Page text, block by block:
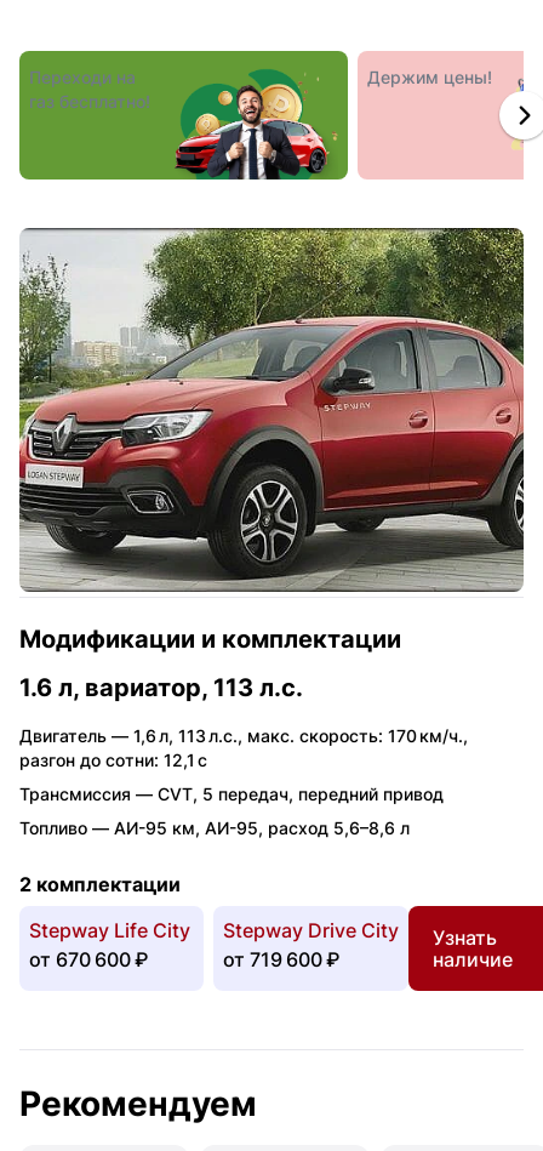
Переходи на
газ бесплатно!
Держим цены!
Модификации и комплектации
1.6 л, вариатор, 113 л.с.
Двигатель — 1,6 л, 113 л.с., макс. скорость: 170 км/ч.,
разгон до сотни: 12,1 с
Трансмиссия — CVT, 5 передач, передний привод
Топливо — АИ-95 км, АИ-95, расход 5,6–8,6 л
2 комплектации
Stepway Life City
от 670 600 ₽
Stepway Drive City
от 719 600 ₽
Узнать
наличие
Рекомендуем